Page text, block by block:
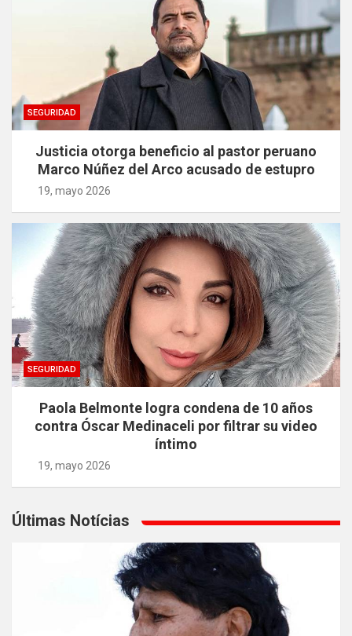
SEGURIDAD
Justicia otorga beneficio al pastor peruano
Marco Núñez del Arco acusado de estupro
19, mayo 2026
SEGURIDAD
Paola Belmonte logra condena de 10 años
contra Óscar Medinaceli por filtrar su video
íntimo
19, mayo 2026
Últimas Notícias